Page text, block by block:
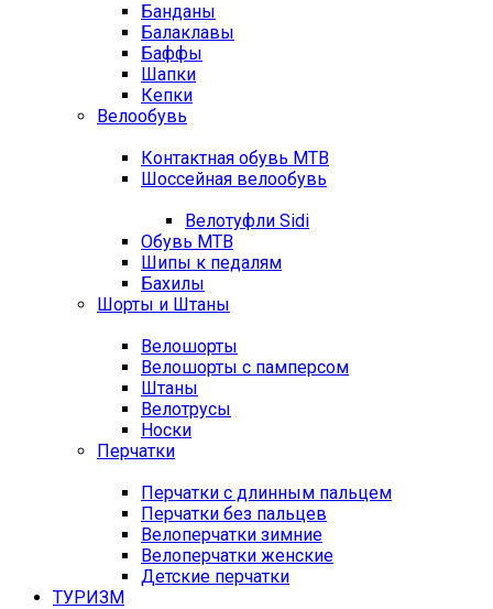
Банданы
Балаклавы
Баффы
Шапки
Кепки
Велообувь
Контактная обувь MTB
Шоссейная велообувь
Велотуфли Sidi
Обувь MTB
Шипы к педалям
Бахилы
Шорты и Штаны
Велошорты
Велошорты с памперсом
Штаны
Велотрусы
Носки
Перчатки
Перчатки с длинным пальцем
Перчатки без пальцев
Велоперчатки зимние
Велоперчатки женские
Детские перчатки
ТУРИЗМ